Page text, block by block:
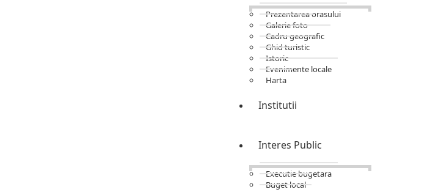
Prezentarea orasului
Galerie foto
Cadru geografic
Ghid turistic
Istoric
Evenimente locale
Harta
Institutii
Interes Public
Executie bugetara
Buget local